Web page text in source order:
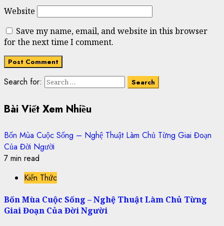
Website
Save my name, email, and website in this browser
for the next time I comment.
Search for:
Bài Viết Xem Nhiều
Bốn Mùa Cuộc Sống – Nghệ Thuật Làm Chủ Từng Giai Đoạn
Của Đời Người
7 min read
Kiến Thức
Bốn Mùa Cuộc Sống – Nghệ Thuật Làm Chủ Từng
Giai Đoạn Của Đời Người